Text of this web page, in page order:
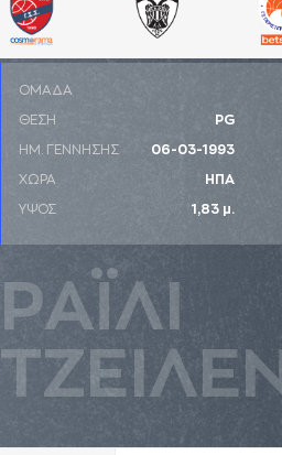
ΡAΪΛΙ
ΤΖΕΙΛΕΝ
ΟΜΑΔΑ
ΘΕΣΗ PG
ΗΜ. ΓΕΝΝΗΣΗΣ 06-03-1993
ΧΩΡΑ ΗΠΑ
ΥΨΟΣ 1,83 μ.